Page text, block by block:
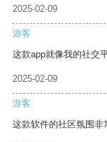
2025-02-09
游客
这款app就像我的社交
2025-02-09
游客
这款软件的社区氛围非